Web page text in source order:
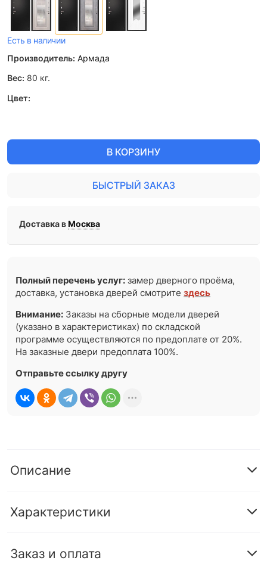
Есть в наличии
Производитель: Армада
Вес: 80 кг.
Цвет:
В КОРЗИНУ
БЫСТРЫЙ ЗАКАЗ
Доставка вМосква
Полный перечень услуг: замер дверного проёма,
доставка, установка дверей смотритездесь
Внимание: Заказы на сборные модели дверей
(указано в характеристиках) по складской
программе осуществляются по предоплате от 20%.
На заказные двери предоплата 100%.
Отправьте ссылку другу
Описание
Характеристики
Заказ и оплата